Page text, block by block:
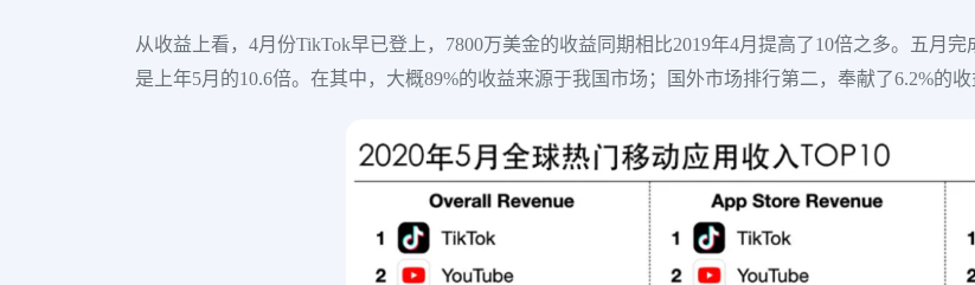
从收益上看，4月份TikTok早已登上，7800万美金的收益同期相比2019年4月提高了10倍之多。五月
是上年5月的10.6倍。在其中，大概89%的收益来源于我国市场；国外市场排行第二，奉献了6.2%的